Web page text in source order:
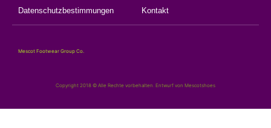
Datenschutzbestimmungen Kontakt
Mescot Footwear Group Co.
Copyright 2018 © Alle Rechte vorbehalten. Entwurf von Mescotshoes